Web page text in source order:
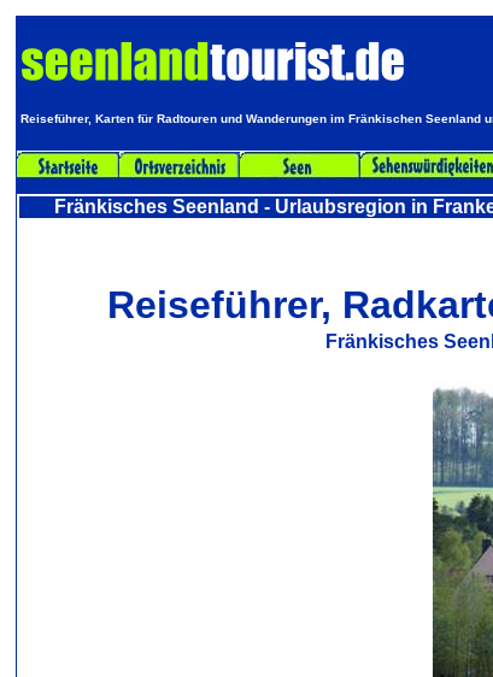
Reiseführer, Karten für Radtouren und Wanderungen im Fränkischen Seenland
Fränkisches Seenland - Urlaubsregion in
Reiseführer,
Fränkisches